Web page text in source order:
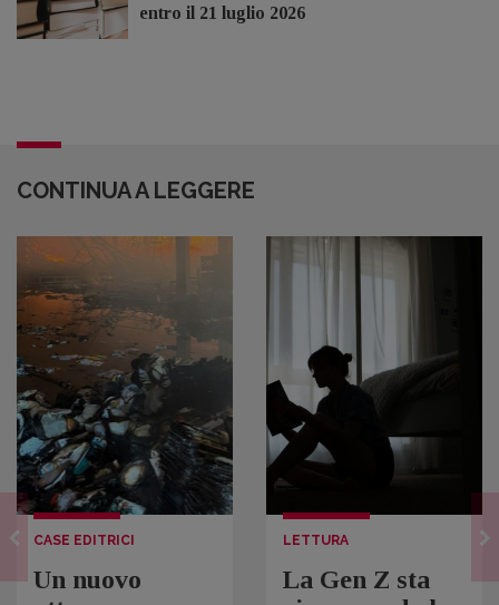
entro il 21 luglio 2026
CONTINUA A LEGGERE
CASE EDITRICI
Un nuovo
LETTURA
La Gen Z sta